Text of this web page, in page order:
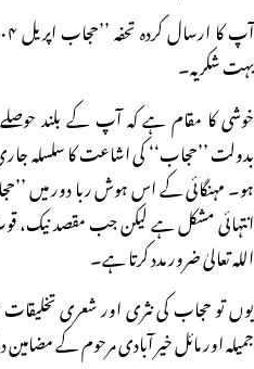
بہت شکریہ۔
خوشی کا مقام ہے کہ آپ کے بلند
بدولت ’’حجاب‘‘ کی اشاعت کا سلسلہ
ہو۔ مہنگائی کے اس ہوش ربا دور میں
انتہائی مشکل ہے لیکن جب مقصد نیک،
اللہ تعالیٰ ضرور مدد کرتا ہے۔
یوں تو حجاب کی نثری اور شعری تخلیقات
جمیلہ اور مائل خیر آبادی مرحوم کے